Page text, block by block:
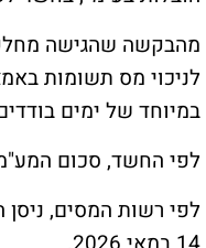
מהבקשה שהגישה
במיוחד של ימים
לפי החשד, סכום המע"מ
לפי רשות המסים,